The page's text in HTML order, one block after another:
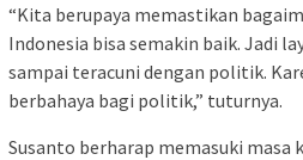
“Kita berupaya memastikan
Indonesia bisa semakin baik. Jadi
sampai teracuni dengan politik.
berbahaya bagi politik,” tuturnya.
Susanto berharap memasuki masa